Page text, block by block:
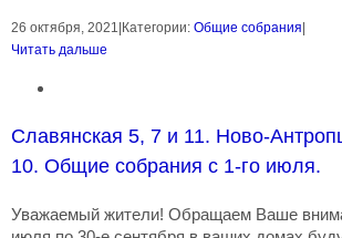
26 октября, 2021 Категории: Общие собрания
Читать дальше
Славянская 5, 7 и 11. Ново-
10. Общие собрания с 1-го июля.
Уважаемый жители! Обращаем Ваше